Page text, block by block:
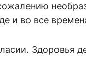
и во все
Здоровья